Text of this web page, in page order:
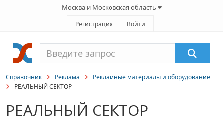
Москва и Московская область
Регистрация Войти
Справочник Реклама
Рекламные материалы и оборудование
РЕАЛЬНЫЙ СЕКТОР
РЕАЛЬНЫЙ СЕКТОР